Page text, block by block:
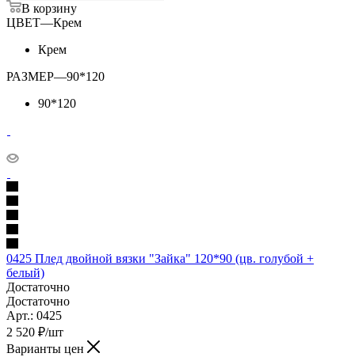
В корзину
ЦВЕТ—Крем
Крем
РАЗМЕР—90*120
90*120
0425 Плед двойной вязки "Зайка" 120*90 (цв. голубой +
белый)
Достаточно
Достаточно
Арт.: 0425
2 520 ₽/шт
Варианты цен